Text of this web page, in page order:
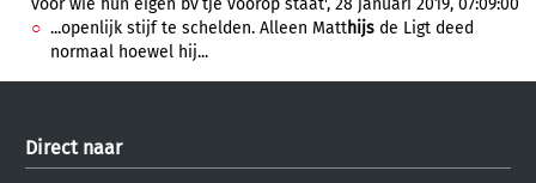
voor wie hun eigen bv’tje voorop staat', 28 januari 2019, 07:09:00
...openlijk stijf te schelden. Alleen Matthijs de Ligt deed
normaal hoewel hij...
Direct naar